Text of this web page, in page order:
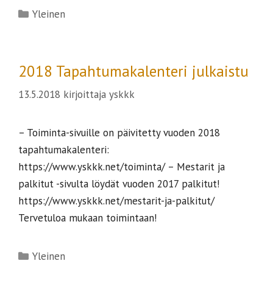
Kategoriat
Yleinen
2018 Tapahtumakalenteri julkaistu
13.5.2018 kirjoittaja yskkk
– Toiminta-sivuille on päivitetty vuoden 2018
tapahtumakalenteri:
https://www.yskkk.net/toiminta/ – Mestarit ja
palkitut -sivulta löydät vuoden 2017 palkitut!
https://www.yskkk.net/mestarit-ja-palkitut/
Tervetuloa mukaan toimintaan!
Kategoriat
Yleinen